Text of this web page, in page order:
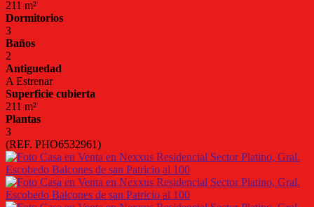
211 m²
Dormitorios
3
Baños
2
Antiguedad
A Estrenar
Superficie cubierta
211 m²
Plantas
3
(REF. PHO6532961)